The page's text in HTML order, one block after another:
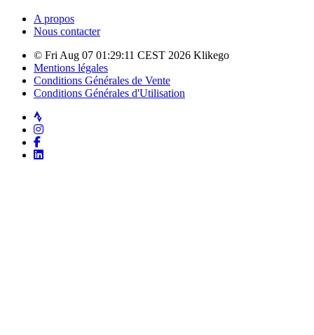
A propos
Nous contacter
© Fri Aug 07 01:29:11 CEST 2026 Klikego
Mentions légales
Conditions Générales de Vente
Conditions Générales d'Utilisation
Strava
Instagram
Facebook
LinkedIn